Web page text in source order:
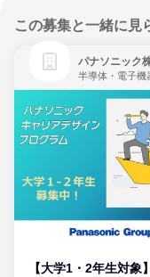
この募集と一緒に見
パナソニック
半導体・電子機
【大学1・2年生対象